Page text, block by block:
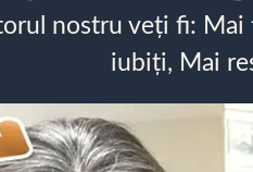
nostru veți fi:
iubiți, Mai